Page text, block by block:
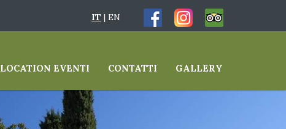
IT | EN
LOCATION EVENTI CONTATTI GALLERY